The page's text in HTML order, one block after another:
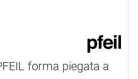
forma piegata a